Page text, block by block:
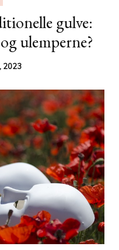
gulve:
ulemperne?
2023